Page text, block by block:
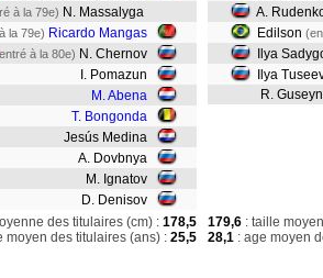
à la 79e) N. Massalyga
la 79e) Ricardo Mangas
à la 80e) N. Chernov
I. Pomazun
M. Abena
T. Bongonda
Jesús Medina
A. Dovbnya
M. Ignatov
D. Denisov
A.
Edilson
Ilya
Ilya
R.
des titulaires (cm) : 178,5
moyen des titulaires (ans) : 25,5
179,6 : taille
28,1 : age moyen